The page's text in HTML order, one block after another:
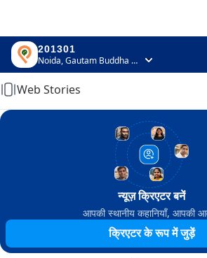
201301
Noida, Gautam Buddha Nagar, Uttar Pradesh
Home
Web Stories
न्यूज़ क्रिएटर बनें
आपकी स्थानीय कहानियाँ, आपकी
क्रिएटर के रूप में जुड़ें